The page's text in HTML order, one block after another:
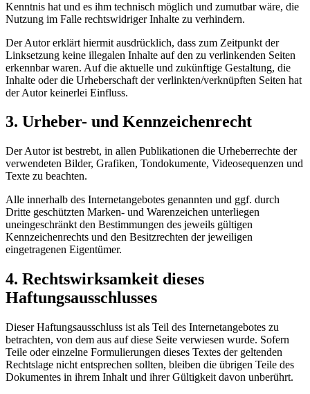
Kenntnis hat und es ihm technisch möglich und zumutbar wäre, die
Nutzung im Falle rechtswidriger Inhalte zu verhindern.
Der Autor erklärt hiermit ausdrücklich, dass zum Zeitpunkt der
Linksetzung keine illegalen Inhalte auf den zu verlinkenden Seiten
erkennbar waren. Auf die aktuelle und zukünftige Gestaltung, die
Inhalte oder die Urheberschaft der verlinkten/verknüpften Seiten hat
der Autor keinerlei Einfluss.
3. Urheber- und Kennzeichenrecht
Der Autor ist bestrebt, in allen Publikationen die Urheberrechte der
verwendeten Bilder, Grafiken, Tondokumente, Videosequenzen und
Texte zu beachten.
Alle innerhalb des Internetangebotes genannten und ggf. durch
Dritte geschützten Marken- und Warenzeichen unterliegen
uneingeschränkt den Bestimmungen des jeweils gültigen
Kennzeichenrechts und den Besitzrechten der jeweiligen
eingetragenen Eigentümer.
4. Rechtswirksamkeit dieses
Haftungsausschlusses
Dieser Haftungsausschluss ist als Teil des Internetangebotes zu
betrachten, von dem aus auf diese Seite verwiesen wurde. Sofern
Teile oder einzelne Formulierungen dieses Textes der geltenden
Rechtslage nicht entsprechen sollten, bleiben die übrigen Teile des
Dokumentes in ihrem Inhalt und ihrer Gültigkeit davon unberührt.